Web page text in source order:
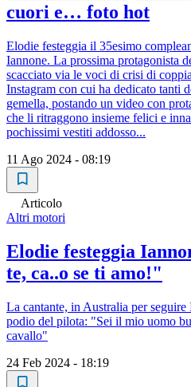
cuori e… foto hot
Elodie festeggia il 35esimo
Iannone. La prossima protagonista
scacciato via le voci di crisi di
Instagram con cui ha dedicato tanti
gemella, postando un video con
che li ritraggono insieme felici e
pochissimi vestiti addosso...
11 Ago 2024 - 08:19
Articolo
Altri motori
Elodie festeggia
te, ca..o se ti amo!"
La cantante, in Australia per
podio del pilota: "Sei il mio uomo
cavallo"
24 Feb 2024 - 18:19